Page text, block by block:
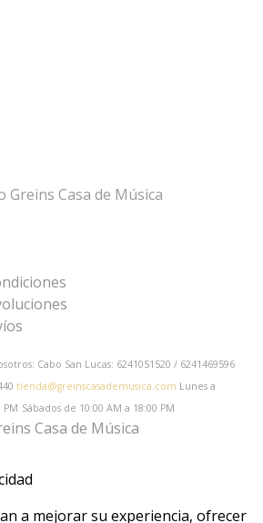
Cabo San Lucas: 6241051520 / 6241469596
tienda@greinscasademusica.com Lunes a
PM Sábados de 10:00 AM a 18:00 PM
Casa de Música
a mejorar su experiencia, ofrecer